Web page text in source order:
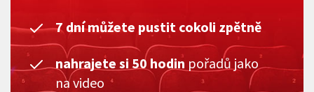
7 dní můžete pustit cokoli zpětně
nahrajete si 50 hodin pořadů jako
na video